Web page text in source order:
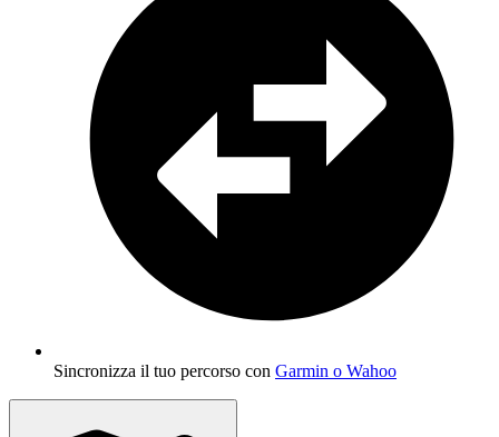
Sincronizza il tuo percorso con Garmin o Wahoo